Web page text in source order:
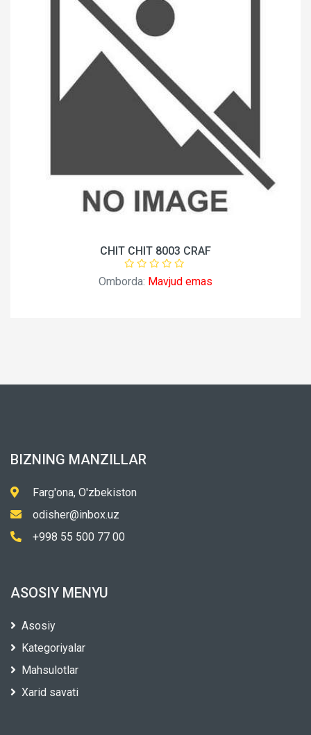
CHIT CHIT 8003 CRAF
Omborda: Mavjud emas
BIZNING MANZILLAR
Farg'ona, O'zbekiston
odisher@inbox.uz
+998 55 500 77 00
ASOSIY MENYU
Asosiy
Kategoriyalar
Mahsulotlar
Xarid savati